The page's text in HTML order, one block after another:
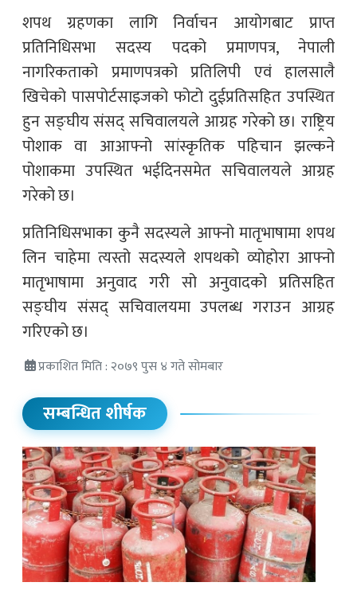
शपथ ग्रहणका लागि निर्वाचन आयोगबाट प्राप्त
प्रतिनिधिसभा सदस्य पदको प्रमाणपत्र, नेपाली
नागरिकताको प्रमाणपत्रको प्रतिलिपी एवं हालसालै
खिचेको पासपोर्टसाइजको फोटो दुईप्रतिसहित उपस्थित
हुन सङ्घीय संसद् सचिवालयले आग्रह गरेको छ। राष्ट्रिय
पोशाक वा आआफ्नो सांस्कृतिक पहिचान झल्कने
पोशाकमा उपस्थित भईदिनसमेत सचिवालयले आग्रह
गरेको छ।
प्रतिनिधिसभाका कुनै सदस्यले आफ्नो मातृभाषामा शपथ
लिन चाहेमा त्यस्तो सदस्यले शपथको व्योहोरा आफ्नो
मातृभाषामा अनुवाद गरी सो अनुवादको प्रतिसहित
सङ्घीय संसद् सचिवालयमा उपलब्ध गराउन आग्रह
गरिएको छ।
प्रकाशित मिति : २०७९ पुस ४ गते सोमबार
सम्बन्धित शीर्षक